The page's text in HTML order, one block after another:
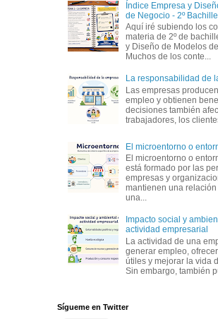
Índice Empresa y
de Negocio - 2º
Aquí iré subiendo los
materia de 2º de
y Diseño de Modelos
Muchos de los conte...
La responsabilidad de
Las empresas
empleo y obtienen
decisiones también
trabajadores, los
El microentorno o
El microentorno o
está formado por las
empresas y
mantienen una
una...
Impacto social y
actividad empresarial
La actividad de una
generar empleo,
útiles y mejorar la vida
Sin embargo, también
Sígueme en Twitter